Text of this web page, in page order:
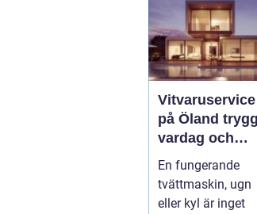
Vitvaruservice
på Öland trygg
vardag och
längre
på dina
maskiner
En fungerande
tvättmaskin, ugn
eller kyl är inget